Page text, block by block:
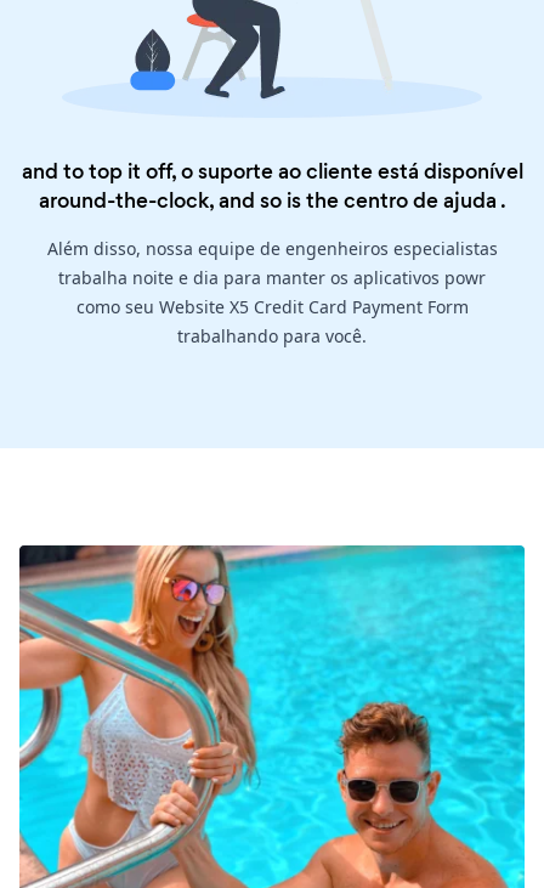
and to top it off, o suporte ao cliente está disponível
around-the-clock, and so is thecentro de ajuda .
Além disso, nossa equipe de engenheiros especialistas
trabalha noite e dia para manter os aplicativos powr
como seu Website X5 Credit Card Payment Form
trabalhando para você.